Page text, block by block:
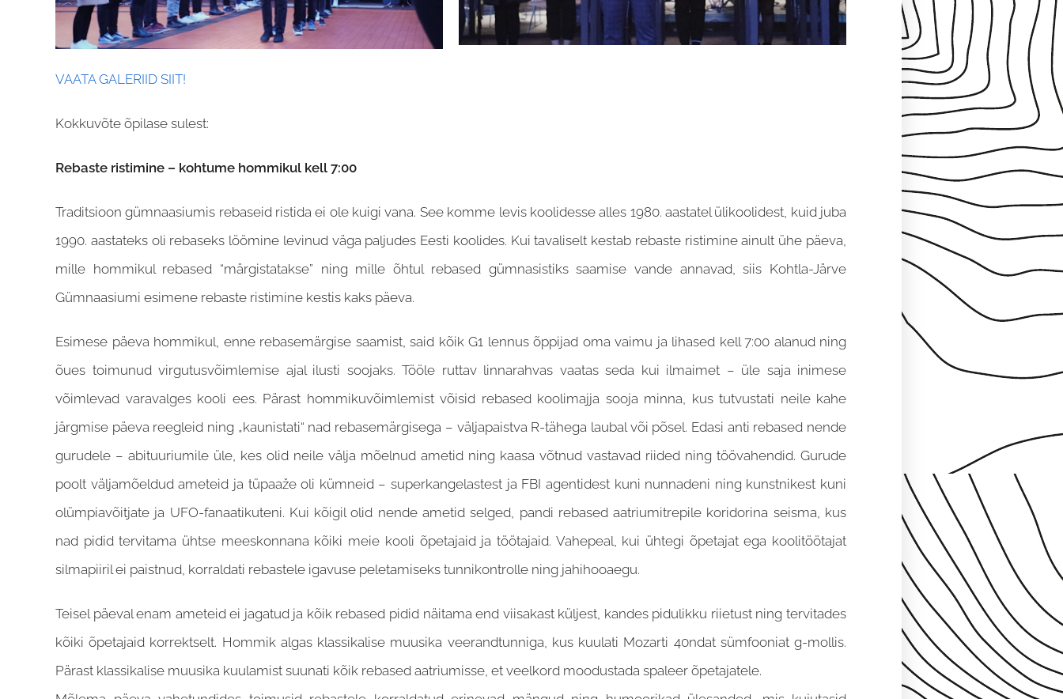
VAATA GALERIID SIIT!
Kokkuvõte õpilase sulest:
Rebaste ristimine – kohtume hommikul kell 7:00
Traditsioon gümnaasiumis rebaseid ristida ei ole kuigi vana. See komme levis koolidesse alles 1980. aastatel ülikoolidest, kuid juba
1990. aastateks oli rebaseks löömine levinud väga paljudes Eesti koolides. Kui tavaliselt kestab rebaste ristimine ainult ühe päeva,
mille hommikul rebased “märgistatakse” ning mille õhtul rebased gümnasistiks saamise vande annavad, siis Kohtla-Järve
Gümnaasiumi esimene rebaste ristimine kestis kaks päeva.
Esimese päeva hommikul, enne rebasemärgise saamist, said kõik G1 lennus õppijad oma vaimu ja lihased kell 7:00 alanud ning
õues toimunud virgutusvõimlemise ajal ilusti soojaks. Tööle ruttav linnarahvas vaatas seda kui ilmaimet – üle saja inimese
võimlevad varavalges kooli ees. Pärast hommikuvõimlemist võisid rebased koolimajja sooja minna, kus tutvustati neile kahe
järgmise päeva reegleid ning „kaunistati“ nad rebasemärgisega – väljapaistva R-tähega laubal või põsel. Edasi anti rebased nende
gurudele – abituuriumile üle, kes olid neile välja mõelnud ametid ning kaasa võtnud vastavad riided ning töövahendid. Gurude
poolt väljamõeldud ameteid ja tüpaaže oli kümneid – superkangelastest ja FBI agentidest kuni nunnadeni ning kunstnikest kuni
olümpiavõitjate ja UFO-fanaatikuteni. Kui kõigil olid nende ametid selged, pandi rebased aatriumitrepile koridorina seisma, kus
nad pidid tervitama ühtse meeskonnana kõiki meie kooli õpetajaid ja töötajaid. Vahepeal, kui ühtegi õpetajat ega koolitöötajat
silmapiiril ei paistnud, korraldati rebastele igavuse peletamiseks tunnikontrolle ning jahihooaegu.
Teisel päeval enam ameteid ei jagatud ja kõik rebased pidid näitama end viisakast küljest, kandes pidulikku riietust ning tervitades
kõiki õpetajaid korrektselt. Hommik algas klassikalise muusika veerandtunniga, kus kuulati Mozarti 40ndat sümfooniat g-mollis.
Pärast klassikalise muusika kuulamist suunati kõik rebased aatriumisse, et veelkord moodustada spaleer õpetajatele.